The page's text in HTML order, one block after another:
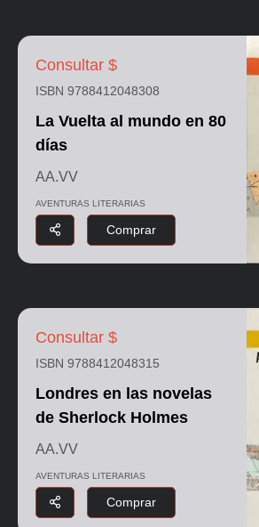
Consultar $
ISBN 9788412048308
La Vuelta al mundo en 80
días
AA.VV
AVENTURAS LITERARIAS
Comprar
Consultar $
ISBN 9788412048315
Londres en las novelas
de Sherlock Holmes
AA.VV
AVENTURAS LITERARIAS
Comprar